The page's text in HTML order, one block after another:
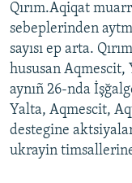
Qırım.Aqiqat
sebeplerinden
sayısı ep arta.
hususan Aqmescit,
aynıñ 26-nda
Yalta, Aqmescit,
destegine
ukrayin